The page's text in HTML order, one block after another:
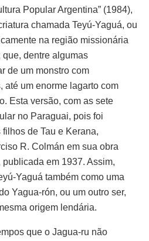
Popular Argentina” (1984),
chamada Teyú-Yaguá, ou
na região missionária
dentre algumas
de um monstro com
até um enorme lagarto com
Esta versão, com as sete
no Paraguai, pois foi
de Tau e Kerana,
R. Colmán em sua obra
publicada em 1937. Assim,
Yaguá também como uma
Yagua-rón, ou um outro ser,
origem lendária.
que o Jagua-ru não